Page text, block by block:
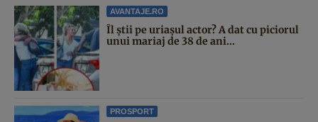
AVANTAJE.RO
Îl știi pe uriașul actor? A dat cu piciorul
unui mariaj de 38 de ani...
PROSPORT